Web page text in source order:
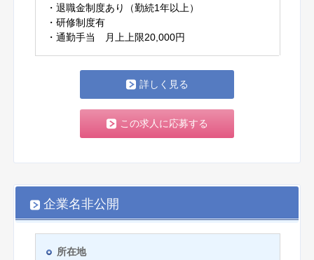
・退職金制度あり（勤続1年以上）
・研修制度有
・通勤手当 月上上限20,000円
詳しく見る
この求人に応募する
企業名非公開
所在地